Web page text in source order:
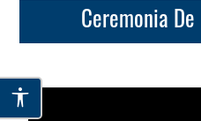
Ceremonia